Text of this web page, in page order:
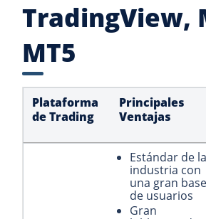
TradingView,
MT5
Plataforma
de Trading
Principales
Ventajas
Estándar de la
industria con
una gran base
de usuarios
Gran